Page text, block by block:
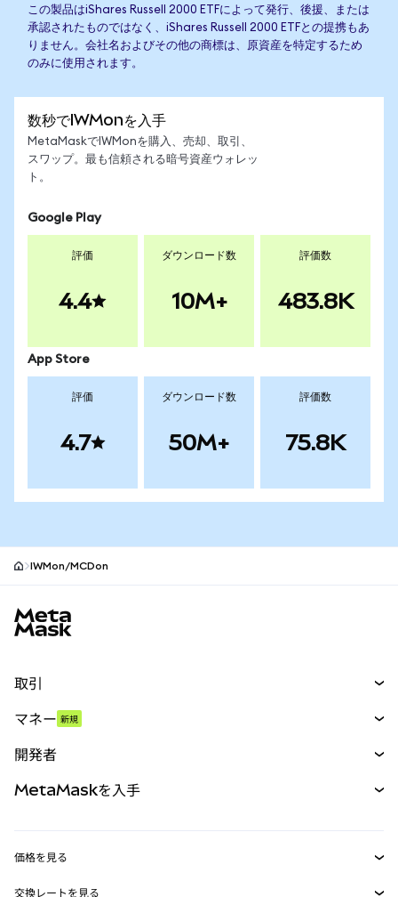
この製品はiShares Russell 2000 ETFによって発行、後援、または
承認されたものではなく、iShares Russell 2000 ETFとの提携もあ
りません。会社名およびその他の商標は、原資産を特定するため
のみに使用されます。
数秒でIWMonを入手
MetaMaskでIWMonを購入、売却、取引、
スワップ。最も信頼される暗号資産ウォレッ
ト。
Google Play
評価
4.4
ダウンロード数
10M+
評価数
483.8K
App Store
評価
4.7
ダウンロード数
50M+
評価数
75.8K
IWMon/MCDon
取引
パーペチュアル
RWA
マネー 新規
開発者
MetaMaskを入手
価格を見る
交換レートを見る